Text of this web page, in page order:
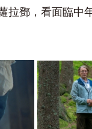
拉鄧，看面臨